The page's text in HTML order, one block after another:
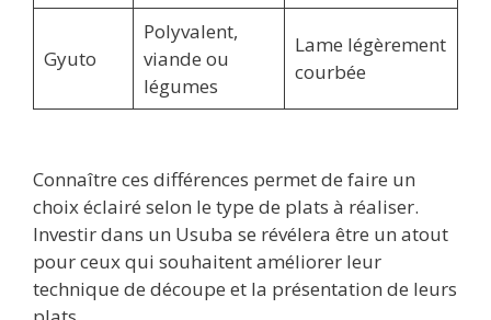
Gyuto
Polyvalent,
viande ou
légumes
Lame légèrement
courbée
Connaître ces différences permet de faire un
choix éclairé selon le type de plats à réaliser.
Investir dans un Usuba se révélera être un atout
pour ceux qui souhaitent améliorer leur
technique de découpe et la présentation de leurs